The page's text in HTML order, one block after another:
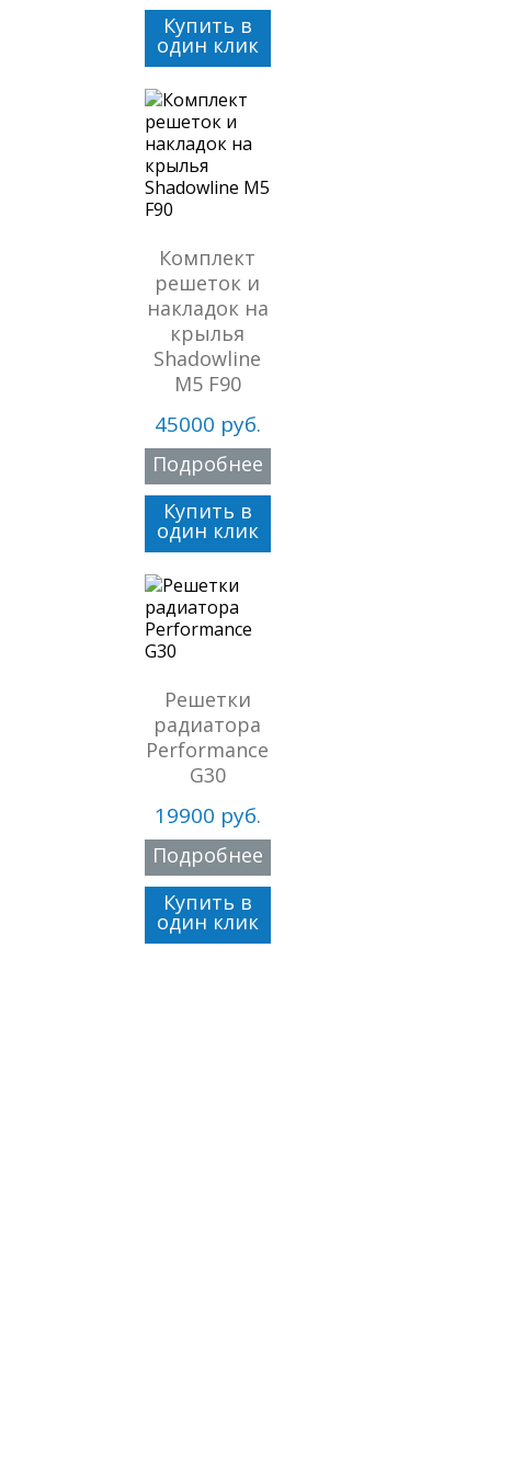
Купить в
один клик
Комплект
решеток и
накладок на
крылья
Shadowline
M5 F90
45000 руб.
Подробнее
Купить в
один клик
Решетки
радиатора
Performance
G30
19900 руб.
Подробнее
Купить в
один клик